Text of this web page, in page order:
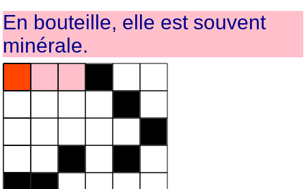
En bouteille, elle est souvent
minérale.